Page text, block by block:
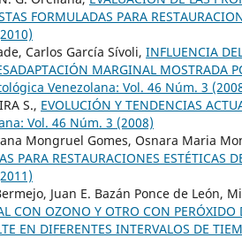
FORMULADAS PARA
Carlos García Sívoli, INFLUENCIA
MARGINAL MOSTRADA
Venezolana: Vol. 46 Núm. 3
S., EVOLUCIÓN Y TENDENCIAS
Vol. 46 Núm. 3 (2008)
Mongruel Gomes, Osnara Maria
PARA RESTAURACIONES ESTÉTICAS
Juan E. Bazán Ponce de León,
CON OZONO Y OTRO CON
EN DIFERENTES INTERVALOS DE